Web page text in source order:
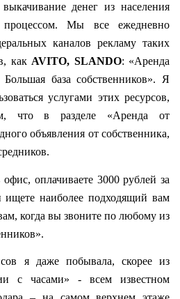
денег из населения
Мы все ежедневно
каналов рекламу таких
как AVITO, SLANDO: «Аренда
база собственников». Я
услугами этих ресурсов,
что в разделе «Аренда от
объявления от собственника,
офис, оплачиваете 3000 рублей за
ищете наиболее подходящий вам
когда вы звоните по любому из
я даже побывала, скорее из
с часами» - всем известном